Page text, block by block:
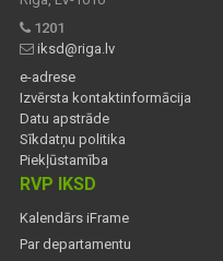
1201
iksd@riga.lv
e-adrese
Izvērsta kontaktinformācija
Datu apstrāde
Sīkdatņu politika
Piekļūstamība
RVP IKSD
Kalendārs iFrame
Par departamentu